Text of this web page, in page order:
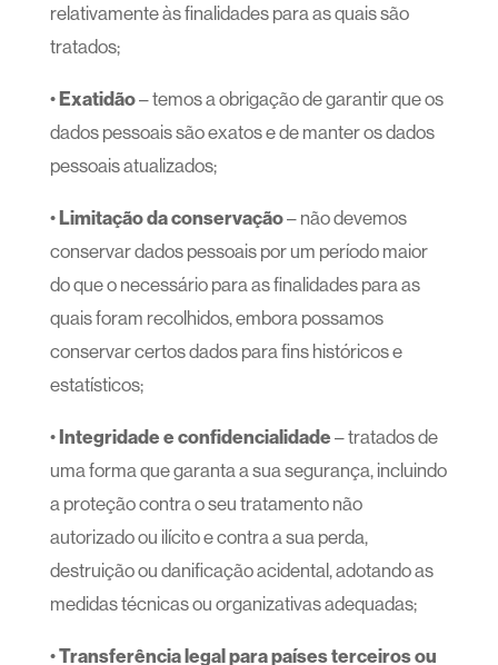
relativamente às finalidades para as quais são
tratados;
•Exatidão– temos a obrigação de garantir que os
dados pessoais são exatos e de manter os dados
pessoais atualizados;
•Limitação da conservação– não devemos
conservar dados pessoais por um período maior
do que o necessário para as finalidades para as
quais foram recolhidos, embora possamos
conservar certos dados para fins históricos e
estatísticos;
•Integridade e confidencialidade– tratados de
uma forma que garanta a sua segurança, incluindo
a proteção contra o seu tratamento não
autorizado ou ilícito e contra a sua perda,
destruição ou danificação acidental, adotando as
medidas técnicas ou organizativas adequadas;
•Transferência legal para países terceiros ou